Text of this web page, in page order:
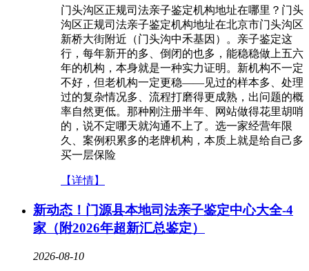
门头沟区正规司法亲子鉴定机构地址在哪里？门头
沟区正规司法亲子鉴定机构地址在北京市门头沟区
新桥大街附近（门头沟中禾基因）。亲子鉴定这
行，每年新开的多、倒闭的也多，能稳稳做上五六
年的机构，本身就是一种实力证明。新机构不一定
不好，但老机构一定更稳——见过的样本多、处理
过的复杂情况多、流程打磨得更成熟，出问题的概
率自然更低。那种刚注册半年、网站做得花里胡哨
的，说不定哪天就沟通不上了。选一家经营年限
久、案例积累多的老牌机构，本质上就是给自己多
买一层保险
【详情】
新动态！门源县本地司法亲子鉴定中心大全-4
家（附2026年超新汇总鉴定）
2026-08-10